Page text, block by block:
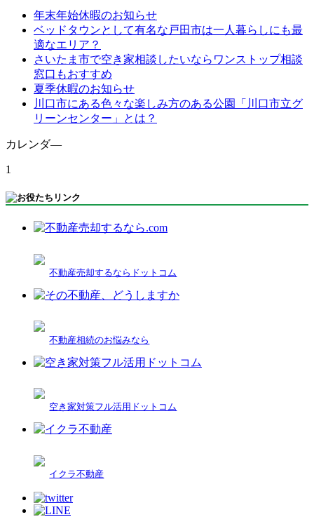
年末年始休暇のお知らせ
ベッドタウンとして有名な戸田市は一人暮らしにも最
適なエリア？
さいたま市で空き家相談したいならワンストップ相談
窓口もおすすめ
夏季休暇のお知らせ
川口市にある色々な楽しみ方のある公園「川口市立グ
リーンセンター」とは？
カレンダ―
1
不動産売却するならドットコム
不動産相続のお悩みなら
空き家対策フル活用ドットコム
イクラ不動産